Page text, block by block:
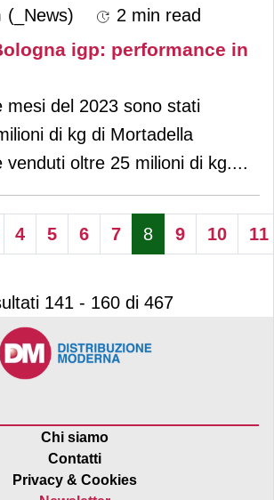
(_News) 2 min read
igp: performance in
mesi del 2023 sono stati
di kg di Mortadella
venduti oltre 25 milioni di kg....
4 5 6 7 8 9 10 11
141 - 160 di 467
Chi siamo
Contatti
Privacy & Cookies